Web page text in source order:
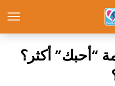
“أحبك” أكثر؟